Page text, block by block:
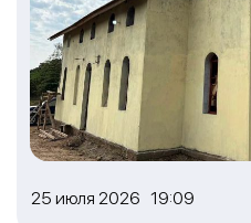
25 июля 2026 19:09